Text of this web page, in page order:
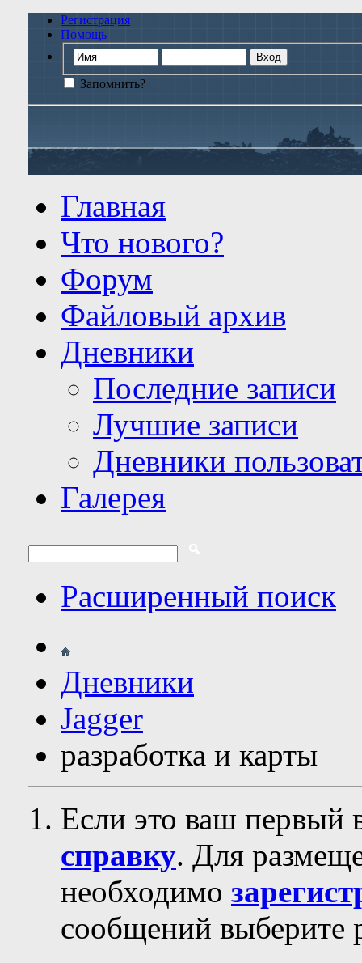
Регистрация
Помощь
Запомнить?
Главная
Что нового?
Форум
Файловый архив
Дневники
Последние записи
Лучшие записи
Дневники
Галерея
Расширенный поиск
Дневники
Jagger
разработка и карты
Если это ваш первый
справку. Для
необходимо
сообщений выберите